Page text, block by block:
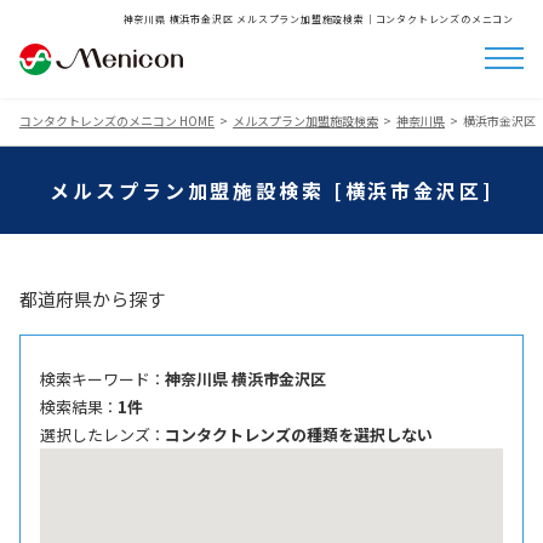
神奈川県 横浜市金沢区 メルスプラン加盟施設検索│コンタクトレンズのメニコン
コンタクトレンズのメニコン HOME メルスプラン加盟施設検索 神奈川県 横浜市金沢区
メルスプラン加盟施設検索 [横浜市金沢区]
都道府県から探す
検索キーワード ： 神奈川県 横浜市金沢区
検索結果 ： 1件
選択したレンズ ： コンタクトレンズの種類を選択しない